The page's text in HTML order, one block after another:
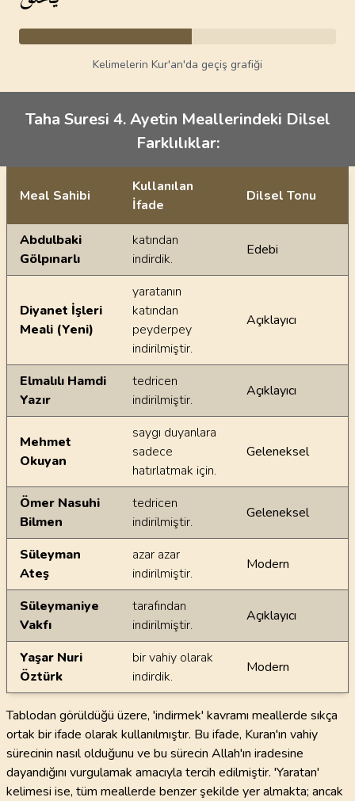
Kelimelerin Kur'an'da geçiş grafiği
Taha Suresi 4. Ayetin Meallerindeki Dilsel
Farklılıklar:
Ayetin meallerindeki dilsel farklılıklar
Meal Sahibi
Kullanılan
İfade
Dilsel Tonu
Abdulbaki
Gölpınarlı
katından
indirdik.
Edebi
Diyanet İşleri
Meali (Yeni)
yaratanın
katından
peyderpey
indirilmiştir.
Açıklayıcı
Elmalılı Hamdi
Yazır
tedricen
indirilmiştir.
Açıklayıcı
Mehmet
Okuyan
saygı duyanlara
sadece
hatırlatmak için.
Geleneksel
Ömer Nasuhi
Bilmen
tedricen
indirilmiştir.
Geleneksel
Süleyman
Ateş
azar azar
indirilmiştir.
Modern
Süleymaniye
Vakfı
tarafından
indirilmiştir.
Açıklayıcı
Yaşar Nuri
Öztürk
bir vahiy olarak
indirdik.
Modern
Tablodan görüldüğü üzere, 'indirmek' kavramı meallerde sıkça
ortak bir ifade olarak kullanılmıştır. Bu ifade, Kuran'ın vahiy
sürecinin nasıl olduğunu ve bu sürecin Allah'ın iradesine
dayandığını vurgulamak amacıyla tercih edilmiştir. 'Yaratan'
kelimesi ise, tüm meallerde benzer şekilde yer almakta; ancak